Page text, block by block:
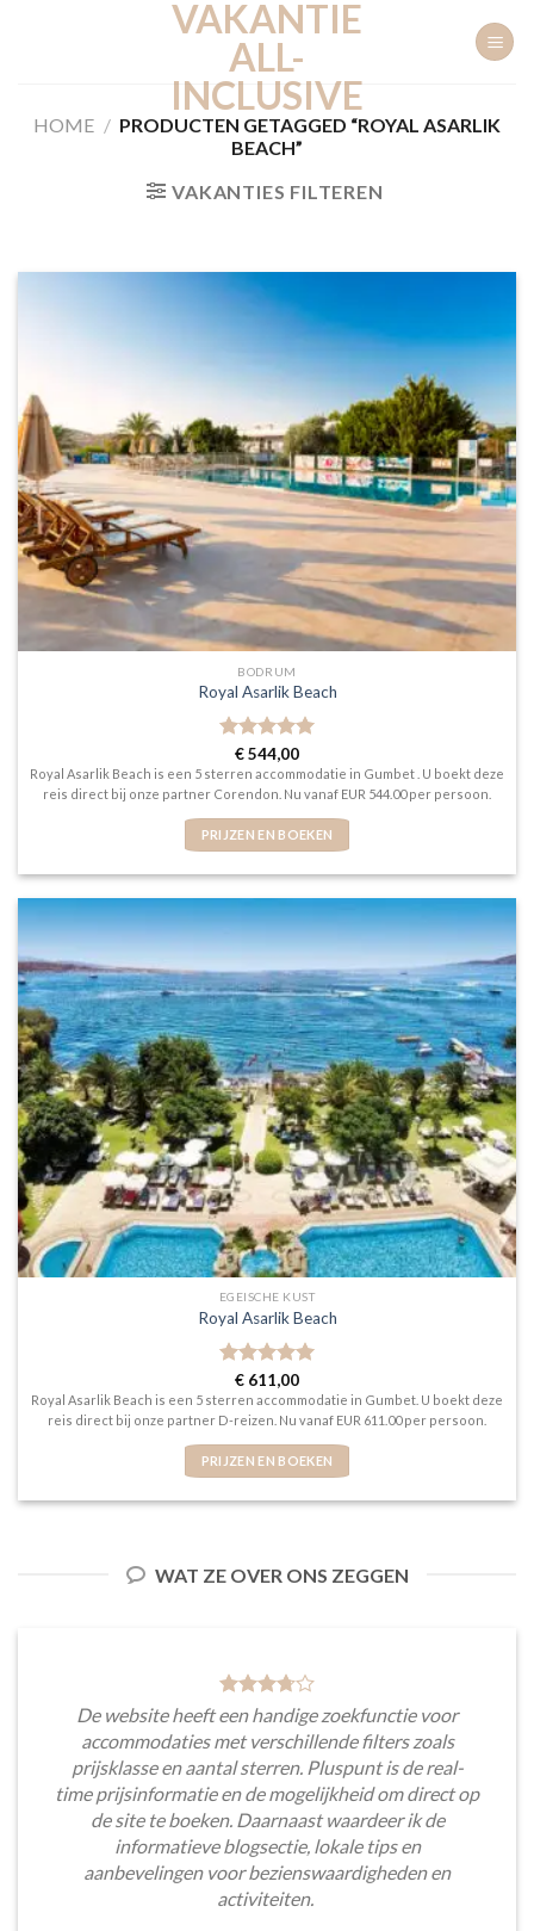
VAKANTIE
ALL-
INCLUSIVE
HOME / PRODUCTEN GETAGGED “ROYAL ASARLIK
BEACH”
VAKANTIES FILTEREN
BODRUM
Royal Asarlik Beach
Gewaardeerd
5uit 5
€544,00
Royal Asarlik Beach is een 5 sterren accommodatie in Gumbet . U boekt deze
reis direct bij onze partner Corendon. Nu vanaf EUR 544.00 per persoon.
PRIJZEN EN BOEKEN
EGEISCHE KUST
Royal Asarlik Beach
Gewaardeerd
5uit 5
€ 611,00
Royal Asarlik Beach is een 5 sterren accommodatie in Gumbet. U boekt deze
reis direct bij onze partner D-reizen. Nu vanaf EUR 611.00 per persoon.
PRIJZEN EN BOEKEN
WAT ZE OVER ONS ZEGGEN
De website heeft een handige zoekfunctie voor
accommodaties met verschillende filters zoals
prijsklasse en aantal sterren. Pluspunt is de real-
time prijsinformatie en de mogelijkheid om direct op
de site te boeken. Daarnaast waardeer ik de
informatieve blogsectie, lokale tips en
aanbevelingen voor bezienswaardigheden en
activiteiten.